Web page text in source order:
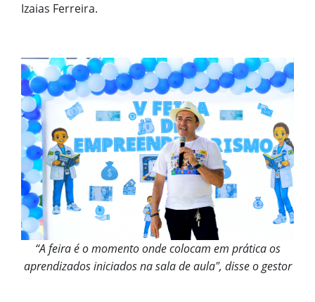
Izaias Ferreira.
“A feira é o momento onde colocam em prática os
aprendizados iniciados na sala de aula", disse o gestor